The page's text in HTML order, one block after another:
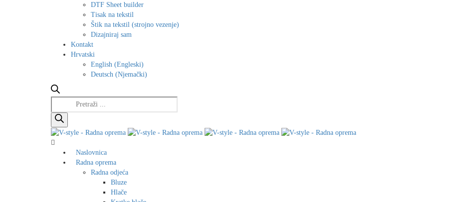
DTF Sheet builder
Tisak na tekstil
Štik na tekstil (strojno vezenje)
Dizajniraj sam
Kontakt
Hrvatski
English (Engleski)
Deutsch (Njemački)
Products
search
Naslovnica
Radna oprema
Radna odjeća
Bluze
Hlače